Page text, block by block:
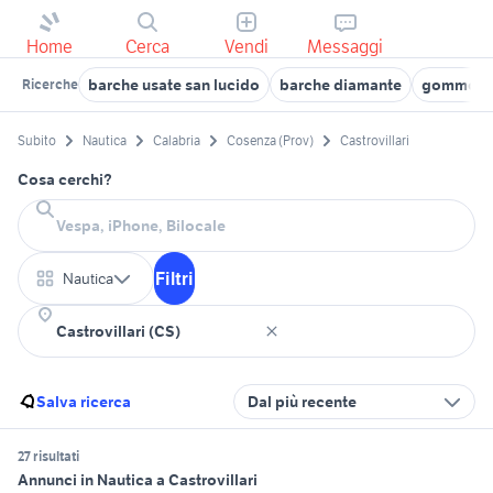
Home Cerca Vendi Messaggi
Ricerche barche usate san lucido barche diamante
Subito Nautica Calabria Cosenza (Prov) Castrovillari
Cosa cerchi?
Nautica Filtri
Salva ricerca Dal più recente
27 risultati
Annunci in Nautica a Castrovillari